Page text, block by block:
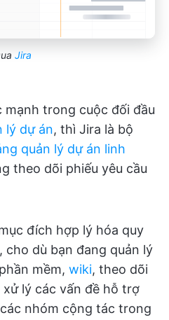
Jira
mạnh trong cuộc đối đầu
lý dự án, thì Jira là bộ
quản lý dự án linh
theo dõi phiếu yêu cầu
đích hợp lý hóa quy
cho dù bạn đang quản lý
mềm, wiki, theo dõi
lý các vấn đề hỗ trợ
nhóm cộng tác trong